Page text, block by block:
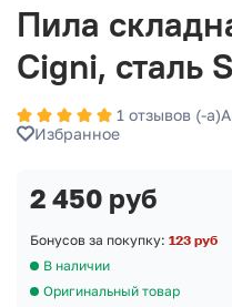
Пила
Cigni, сталь
1 отзывов (-а)
Избранное
2 450 руб
Бонусов за покупку: 123 руб
В наличии
Оригинальный товар